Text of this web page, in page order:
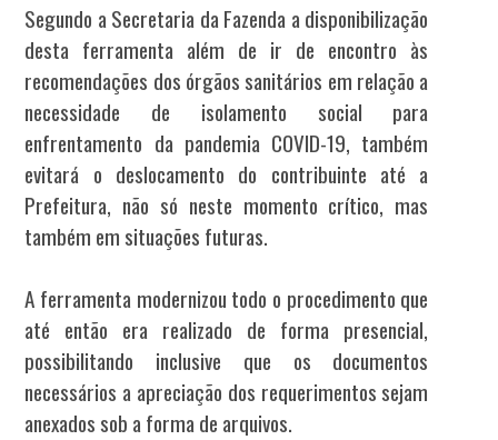
Segundo a Secretaria da Fazenda a disponibilização
desta ferramenta além de ir de encontro às
recomendações dos órgãos sanitários em relação a
necessidade de isolamento social para
enfrentamento da pandemia COVID-19, também
evitará o deslocamento do contribuinte até a
Prefeitura, não só neste momento crítico, mas
também em situações futuras.
A ferramenta modernizou todo o procedimento que
até então era realizado de forma presencial,
possibilitando inclusive que os documentos
necessários a apreciação dos requerimentos sejam
anexados sob a forma de arquivos.